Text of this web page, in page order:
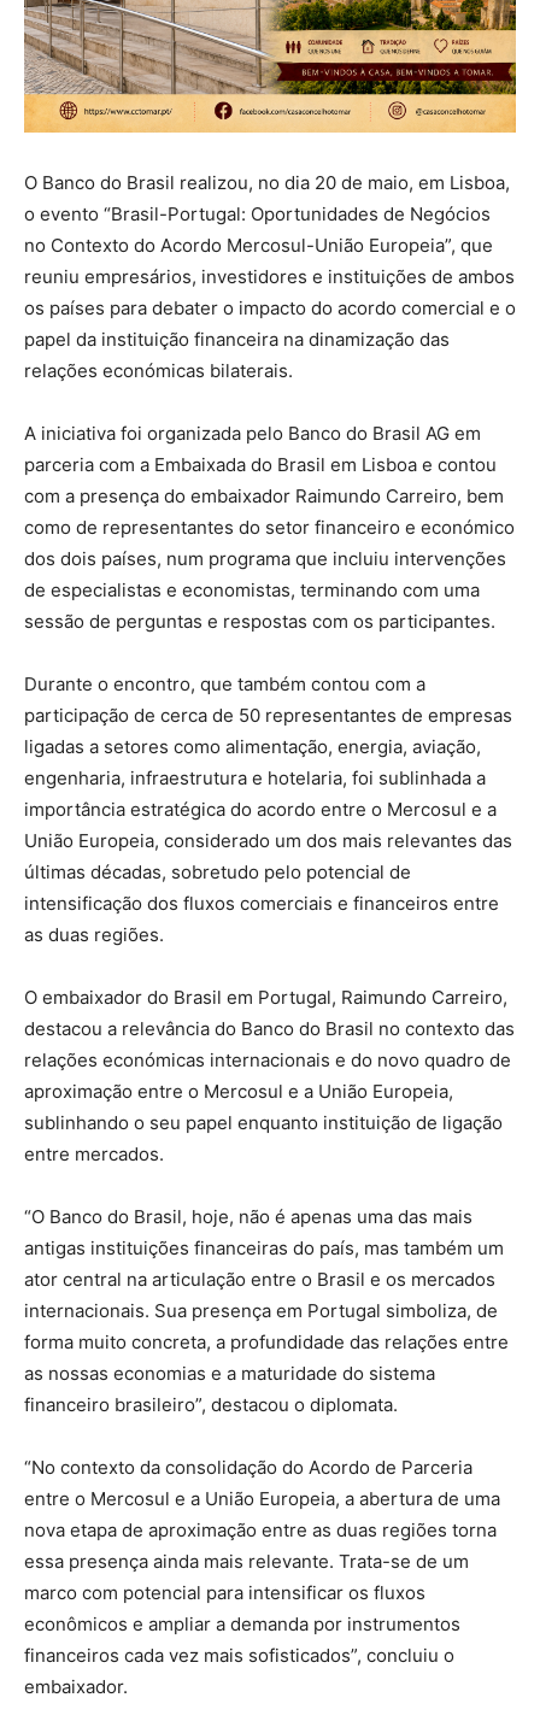
O Banco do Brasil realizou, no dia 20 de maio, em Lisboa,
o evento “Brasil-Portugal: Oportunidades de Negócios
no Contexto do Acordo Mercosul-União Europeia”, que
reuniu empresários, investidores e instituições de ambos
os países para debater o impacto do acordo comercial e o
papel da instituição financeira na dinamização das
relações económicas bilaterais.
A iniciativa foi organizada pelo Banco do Brasil AG em
parceria com a Embaixada do Brasil em Lisboa e contou
com a presença do embaixador Raimundo Carreiro, bem
como de representantes do setor financeiro e económico
dos dois países, num programa que incluiu intervenções
de especialistas e economistas, terminando com uma
sessão de perguntas e respostas com os participantes.
Durante o encontro, que também contou com a
participação de cerca de 50 representantes de empresas
ligadas a setores como alimentação, energia, aviação,
engenharia, infraestrutura e hotelaria, foi sublinhada a
importância estratégica do acordo entre o Mercosul e a
União Europeia, considerado um dos mais relevantes das
últimas décadas, sobretudo pelo potencial de
intensificação dos fluxos comerciais e financeiros entre
as duas regiões.
O embaixador do Brasil em Portugal, Raimundo Carreiro,
destacou a relevância do Banco do Brasil no contexto das
relações económicas internacionais e do novo quadro de
aproximação entre o Mercosul e a União Europeia,
sublinhando o seu papel enquanto instituição de ligação
entre mercados.
“O Banco do Brasil, hoje, não é apenas uma das mais
antigas instituições financeiras do país, mas também um
ator central na articulação entre o Brasil e os mercados
internacionais. Sua presença em Portugal simboliza, de
forma muito concreta, a profundidade das relações entre
as nossas economias e a maturidade do sistema
financeiro brasileiro”, destacou o diplomata.
“No contexto da consolidação do Acordo de Parceria
entre o Mercosul e a União Europeia, a abertura de uma
nova etapa de aproximação entre as duas regiões torna
essa presença ainda mais relevante. Trata-se de um
marco com potencial para intensificar os fluxos
econômicos e ampliar a demanda por instrumentos
financeiros cada vez mais sofisticados”, concluiu o
embaixador.